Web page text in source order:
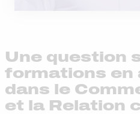
Une question
formations en
dans le
et la Relation